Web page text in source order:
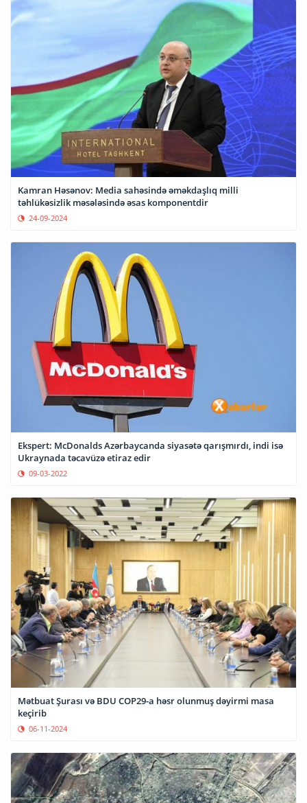
Kamran Həsənov: Media sahəsində əməkdaşlıq milli
təhlükəsizlik məsələsində əsas komponentdir
24-09-2024
Ekspert: McDonalds Azərbaycanda siyasətə qarışmırdı, indi isə
Ukraynada təcavüzə etiraz edir
09-03-2022
Mətbuat Şurası və BDU COP29-a həsr olunmuş dəyirmi masa
keçirib
06-11-2024